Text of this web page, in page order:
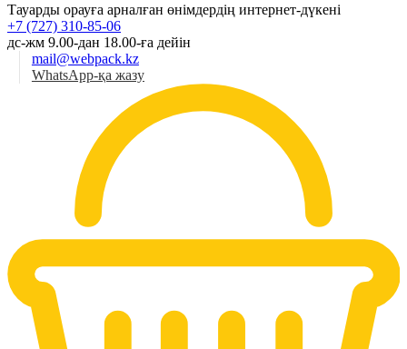
Тауарды орауға арналған өнімдердің интернет-дүкені
+7 (727) 310-85-06
дс-жм 9.00-дан 18.00-ға дейін
mail@webpack.kz
WhatsApp-қа жазу